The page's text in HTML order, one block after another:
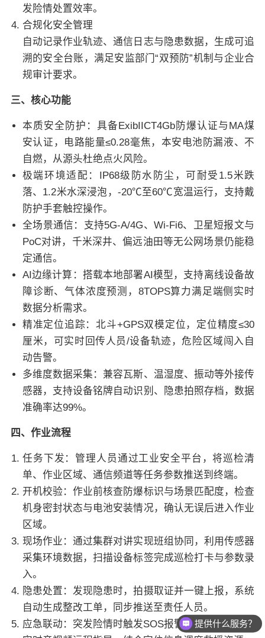
发险情处置效率。
合规化安全管理
自动记录作业轨迹、通信日志与隐患数据，生成可追
溯的安全台账，满足安监部门“双预防”机制与企业合
规审计要求。
三、核心功能
本质安全防护：具备ExibIICT4Gb防爆认证与MA煤
安认证，电路能量≤0.28毫焦，本安电池防漏液、不
自燃，从源头杜绝点火风险。
极端环境适配：IP68级防水防尘，可耐受1.5米跌
落、1.2米水深浸泡，-20℃至60℃宽温运行，支持戴
防护手套触控操作。
全场景通信：支持5G-A/4G、Wi-Fi6、卫星短报文与
PoC对讲，千米深井、偏远油田等无公网场景仍能稳
定通信。
AI边缘计算：搭载本地部署AI模型，支持离线设备故
障诊断、气体浓度预测，8TOPS算力满足端侧实时
数据分析需求。
精准定位追踪：北斗+GPS双模定位，定位精度≤30
厘米，可实时回传人员/设备轨迹，危险区域闯入自
动告警。
多维度数据采集：兼容瓦斯、温湿度、振动等外接传
感器，支持设备铭牌自动识别、隐患拍照存档，数据
准确率达99%。
四、作业流程
任务下发：管理人员通过工业安全平台，将巡检清
单、作业区域、通信频道等任务参数推送到终端。
开机校验：作业前核查防爆标识与场景匹配度，检查
机身密封状态与电池安装情况，确认无误后进入作业
区域。
现场作业：通过集群对讲实现班组协同，利用传感器
采集环境数据，扫描设备标签完成巡检打卡与参数录
入。
隐患处置：发现隐患时，拍摄取证并一键上报，系统
自动生成整改工单，同步推送至责任人员。
应急联动：突发险情时触发SOS报警，指挥中心通过
提供什么服务？